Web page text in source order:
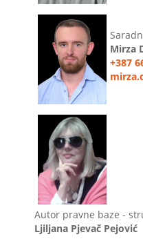
Mirza
+387
Autor pravne baze -
Ljiljana Pjevač Pejović